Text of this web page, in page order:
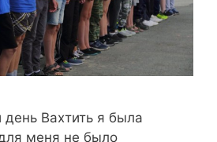
Вахтить я была
меня не было